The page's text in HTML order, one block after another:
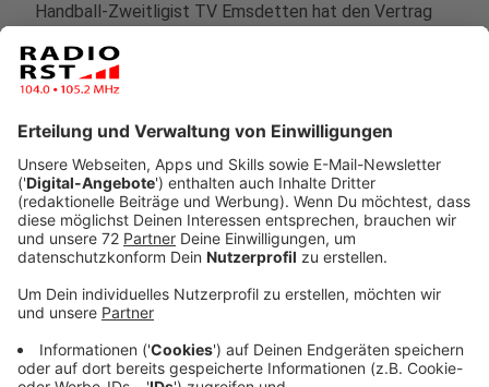
Handball-Zweitligist TV Emsdetten hat den Vertrag
ist am Saisonanfang mit Zweitspielrecht zum TVE
gekommen. Außer in Emsdetten spielte er auch für die
Jahre beim TVE. Ab August startet Nowatzki
zusätzlich eine Ausbildung in Emsdetten.
Anzeige
09:41 Uhr - Region: Netzschau füherer Impftermin
gegen Bezahlung
Eine Mehrheit der Menschen in Deutschland würde für